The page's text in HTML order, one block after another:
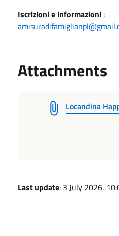
Iscrizioni e informazioni :
Attachments
Locandina
Last update: 3 July 2026,